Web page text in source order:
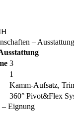
– Ausstattung
3
1
Kamm-Aufsatz,
360° Pivot&Flex
– Eignung